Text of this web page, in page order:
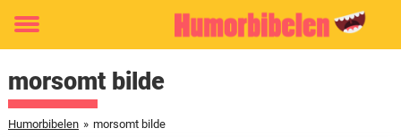
Toggle
morsomt bilde
Humorbibelen » morsomt bilde